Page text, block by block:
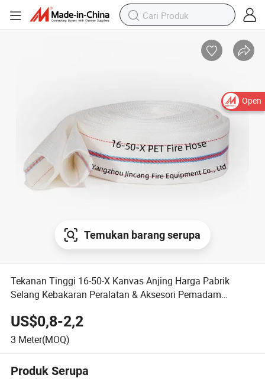
Open
Temukan barang serupa
Tekanan Tinggi 16-50-X Kanvas Anjing Harga Pabrik
Selang Kebakaran Peralatan & Aksesori Pemadam
US$0,8-2,2
3 Meter(MOQ)
Produk Serupa